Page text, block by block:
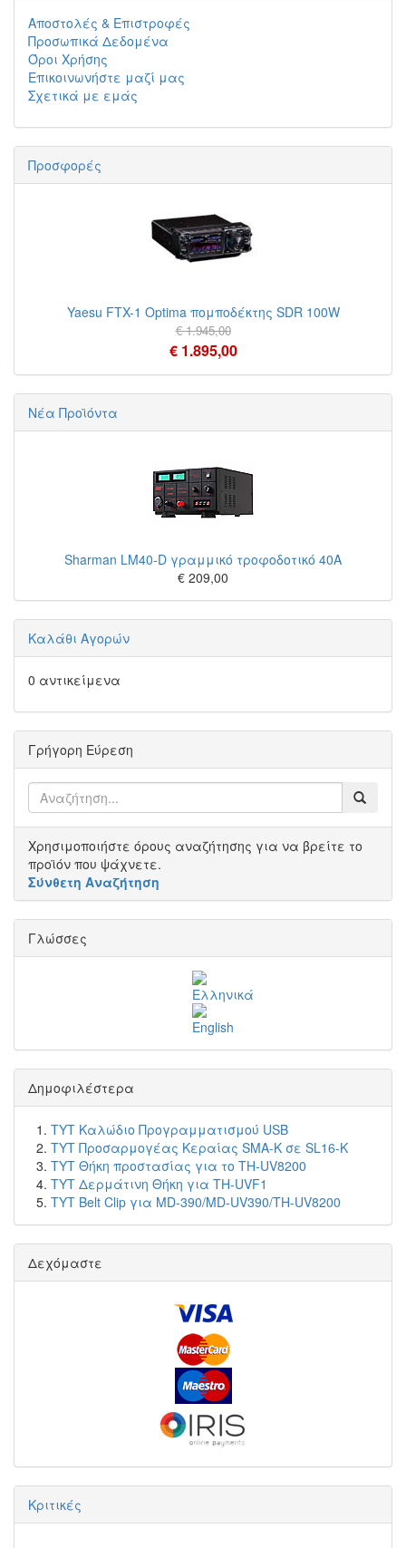
Αποστολές & Επιστροφές
Προσωπικά Δεδομένα
Όροι Χρήσης
Επικοινωνήστε μαζί μας
Σχετικά με εμάς
Προσφορές
Yaesu FTX-1 Optima πομποδέκτης SDR 100W
€ 1.945,00
€ 1.895,00
Νέα Προϊόντα
Sharman LM40-D γραμμικό τροφοδοτικό 40A
€ 209,00
Καλάθι Αγορών
0 αντικείμενα
Γρήγορη Εύρεση
Χρησιμοποιήστε όρους αναζήτησης για να βρείτε το
προϊόν που ψάχνετε.
Σύνθετη Αναζήτηση
Γλώσσες
Δημοφιλέστερα
TYT Καλώδιο Προγραμματισμού USB
TYT Προσαρμογέας Κεραίας SMA-K σε SL16-K
TYT Θήκη προστασίας για το TH-UV8200
TYT Δερμάτινη Θήκη για TH-UVF1
TYT Belt Clip για MD-390/MD-UV390/TH-UV8200
Δεχόμαστε
Κριτικές